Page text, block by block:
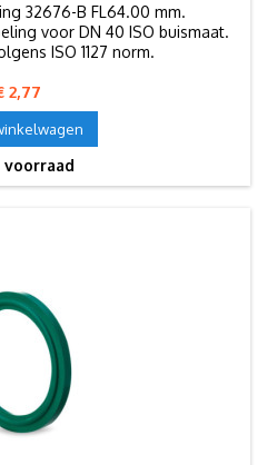
32676-B FL64.00 mm.
voor DN 40 ISO buismaat.
ISO 1127 norm.
2,77
voorraad